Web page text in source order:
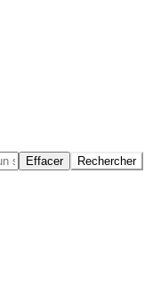
Effacer Rechercher